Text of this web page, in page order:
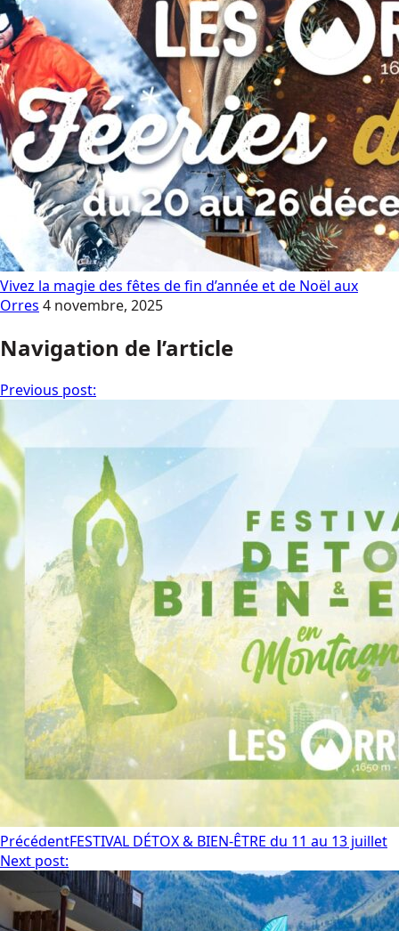
Vivez la magie des fêtes de fin d’année et de Noël aux
Orres 4 novembre, 2025
Navigation de l’article
Previous post:
PrécédentFESTIVAL DÉTOX & BIEN-ÊTRE du 11 au 13 juillet
Next post: